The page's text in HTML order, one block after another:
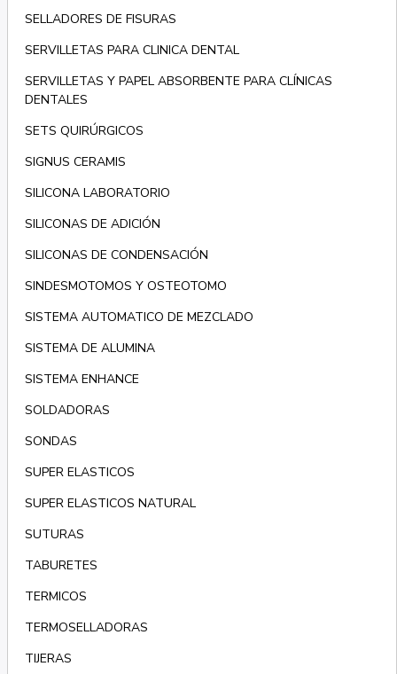
SELLADORES DE FISURAS
SERVILLETAS PARA CLINICA DENTAL
SERVILLETAS Y PAPEL ABSORBENTE PARA CLÍNICAS
DENTALES
SETS QUIRÚRGICOS
SIGNUS CERAMIS
SILICONA LABORATORIO
SILICONAS DE ADICIÓN
SILICONAS DE CONDENSACIÓN
SINDESMOTOMOS Y OSTEOTOMO
SISTEMA AUTOMATICO DE MEZCLADO
SISTEMA DE ALUMINA
SISTEMA ENHANCE
SOLDADORAS
SONDAS
SUPER ELASTICOS
SUPER ELASTICOS NATURAL
SUTURAS
TABURETES
TERMICOS
TERMOSELLADORAS
TIJERAS